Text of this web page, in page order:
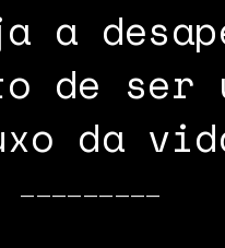
a
de ser
da
—————————